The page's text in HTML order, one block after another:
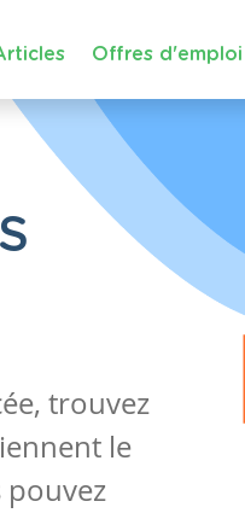
Offres d'emploi
trouvez
le
pouvez